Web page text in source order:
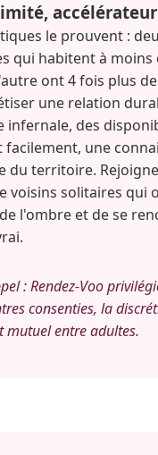
le prouvent :
qui habitent à moins
ont 4 fois plus
une relation
infernale, des
facilement, une
du territoire.
voisins solitaires qui
l'ombre et de se
: Rendez-Voo
consenties, la
mutuel entre adultes.